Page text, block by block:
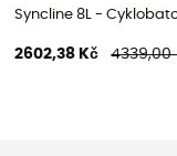
Syncline 8L -
2602,38 Kč 4339,00